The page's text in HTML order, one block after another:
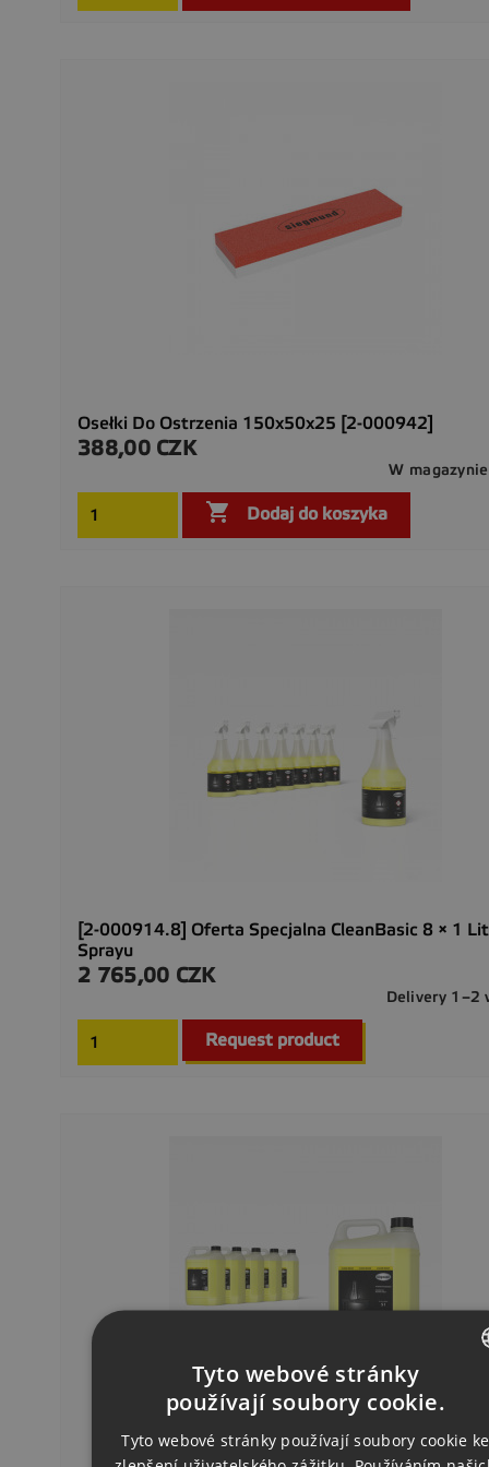
Osełki Do Ostrzenia 150x50x25 [2-000942]
Cena
388,00 CZK
W magazynie
 Dodaj do koszyka
[2-000914.8] Oferta Specjalna CleanBasic 8 × 1
Sprayu
Cena
2 765,00 CZK
Delivery 1–2
Request product
ENGLISH
Tyto webové stránky
používají soubory cookie.
Tyto webové stránky používají soubory cookie ke